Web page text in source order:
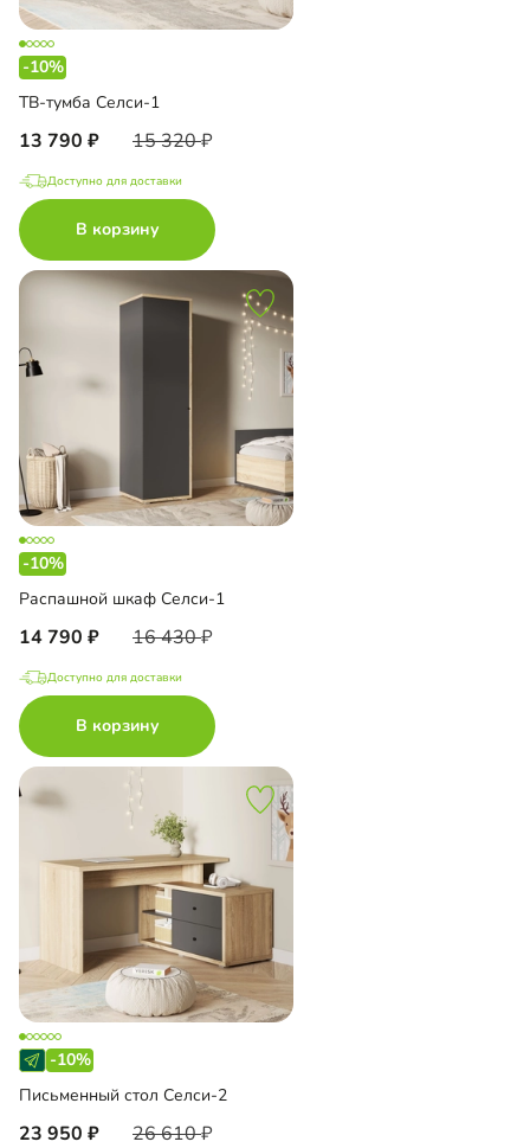
-10%
ТВ-тумба Селси-1
13 790 15 320
Доступно для доставки
В корзину
-10%
Распашной шкаф Селси-1
14 790 16 430
Доступно для доставки
В корзину
-10%
Письменный стол Селси-2
23 950 26 610